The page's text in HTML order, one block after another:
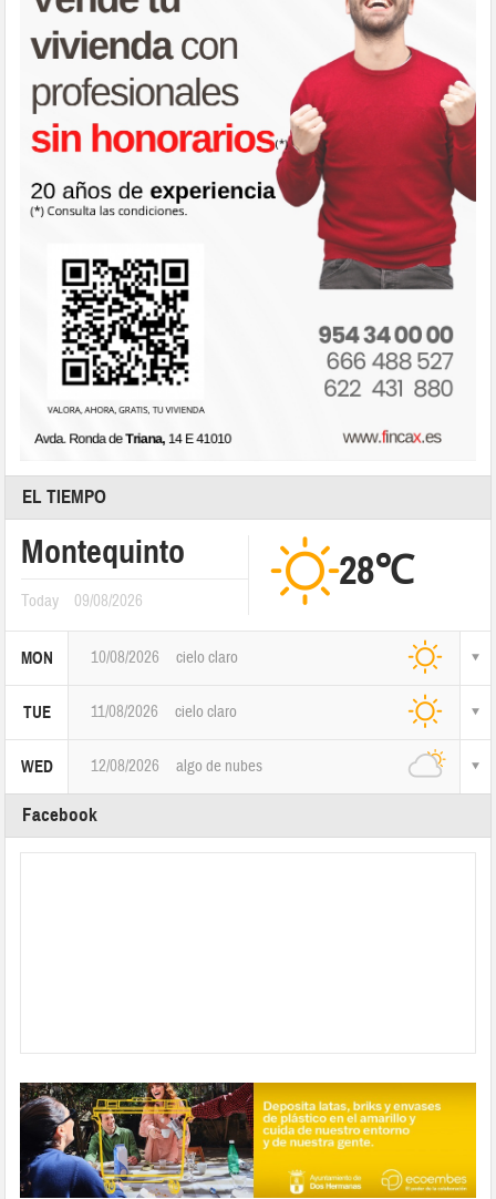
EL TIEMPO
Montequinto
Today 09/08/2026
28℃
MON 10/08/2026 cielo claro
TUE 11/08/2026 cielo claro
WED 12/08/2026 algo de nubes
Facebook